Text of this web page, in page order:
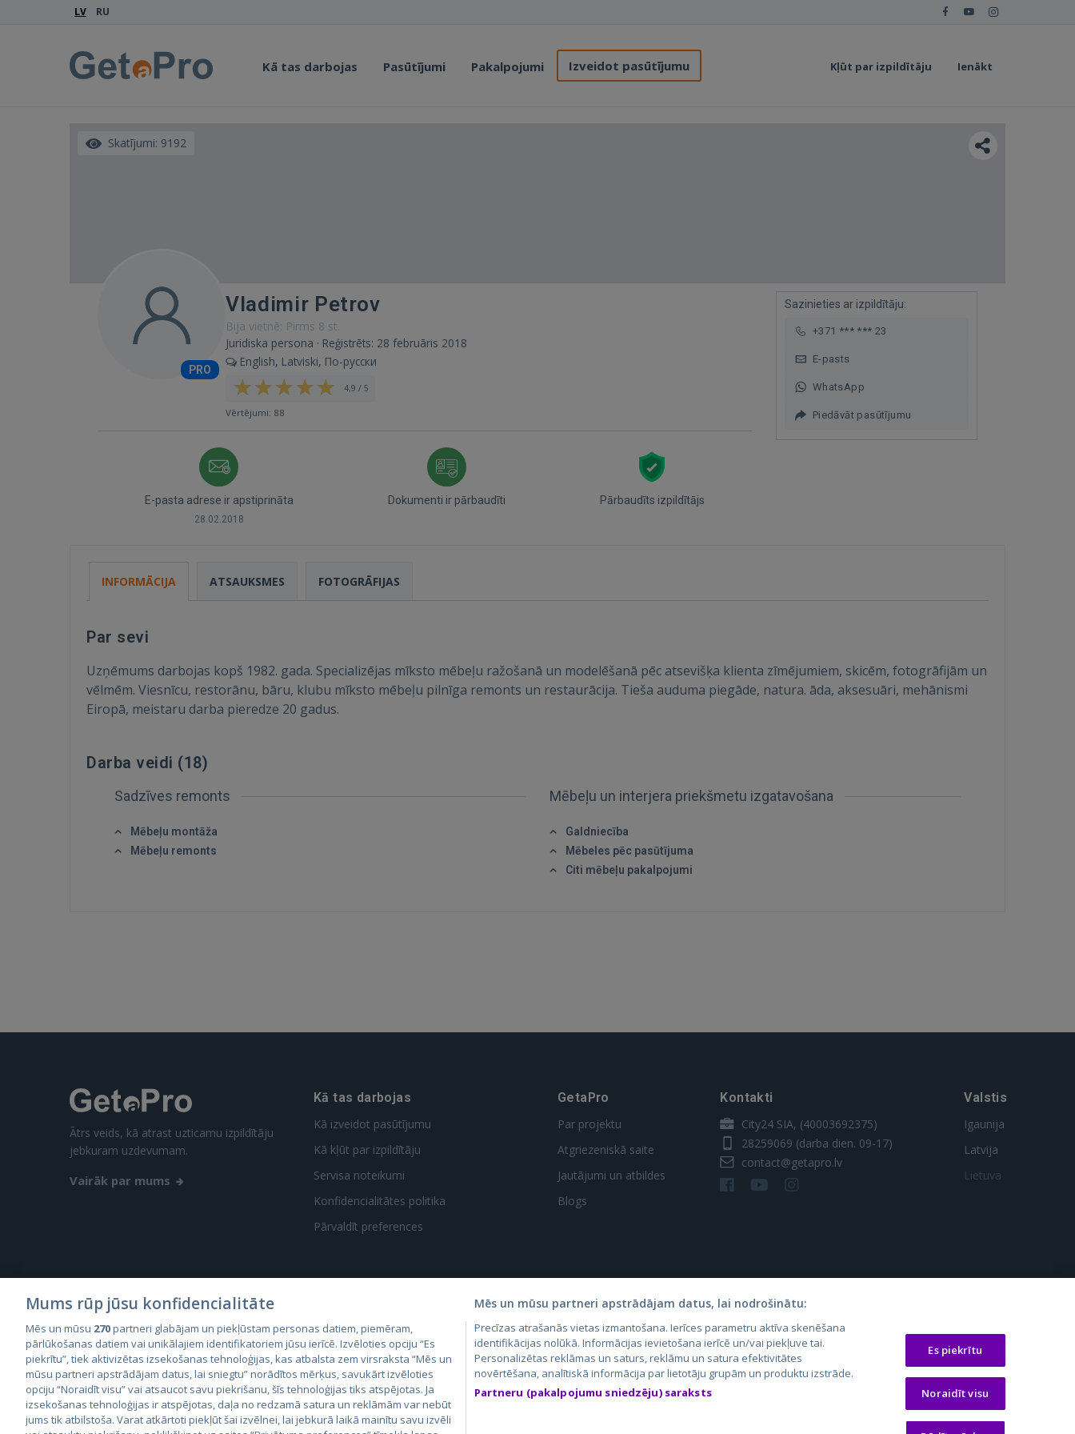
LV RU
Kā tas darbojas Pasūtījumi Pakalpojumi Izveidot pasūtījumu Kļūt par izpildītāju Ienākt
IENĀKT
 Sign in with Apple
Skatījumi: 9192
PRO
Vladimir Petrov
Bija vietnē: Pirms 8 st.
Juridiska persona · Reģistrēts: 28 februāris 2018
English, Latviski, По-русски
4,9 / 5
Vērtējumi: 88
E-pasta adrese ir apstiprināta
28.02.2018
Dokumenti ir pārbaudīti Pārbaudīts izpildītājs
Sazinieties ar izpildītāju:
+371 *** *** 23
E-pasts
WhatsApp
Piedāvāt pasūtījumu
INFORMĀCIJA ATSAUKSMES FOTOGRĀFIJAS
Par sevi
Uzņēmums darbojas kopš 1982. gada. Specializējas mīksto mēbeļu ražošanā un modelēšanā pēc atsevišķa klienta zīmējumiem, skicēm, fotogrāfijām un
vēlmēm. Viesnīcu, restorānu, bāru, klubu mīksto mēbeļu pilnīga remonts un restaurācija. Tieša auduma piegāde, natura. āda, aksesuāri, mehānismi
Eiropā, meistaru darba pieredze 20 gadus.
Darba veidi (18)
Sadzīves remonts
Mēbeļu montāža
Mēbeļu remonts
Mēbeļu un interjera priekšmetu izgatavošana
Galdniecība
Mēbeles pēc pasūtījuma
Citi mēbeļu pakalpojumi
Ātrs veids, kā atrast uzticamu izpildītāju
jebkuram uzdevumam.
Vairāk par mums
Kā tas darbojas
Kā izveidot pasūtījumu
Kā kļūt par izpildītāju
Servisa noteikumi
Konfidencialitātes politika
Pārvaldīt preferences
GetaPro
Par projektu
Atgriezeniskā saite
Jautājumi un atbildes
Blogs
Kontakti
City24 SIA, (40003692375)
28259069 (darba dien. 09-17)
contact@getapro.lv
Valstis
Igaunija
Latvija
Lietuva
City24.lv
City24.ee
GetaPro.lv
GetaPro.ee
Skelbiu.lt
Autoplius.lt
Aruodas.lt
CVbankas.lt
Kainos.lt
Paslaugos.lt
auto24.ee
KV.ee
Osta.ee
KuldneBörs.ee
Mums rūp jūsu konfidencialitāte
Mēs un mūsu 270partneri glabājam un piekļūstam personas datiem, piemēram,
pārlūkošanas datiem vai unikālajiem identifikatoriem jūsu ierīcē. Izvēloties opciju “Es
piekrītu”, tiek aktivizētas izsekošanas tehnoloģijas, kas atbalsta zem virsraksta “Mēs un
mūsu partneri apstrādājam datus, lai sniegtu” norādītos mērķus, savukārt izvēloties
opciju “Noraidīt visu” vai atsaucot savu piekrišanu, šīs tehnoloģijas tiks atspējotas. Ja
izsekošanas tehnoloģijas ir atspējotas, daļa no redzamā satura un reklāmām var nebūt
jums tik atbilstoša. Varat atkārtoti piekļūt šai izvēlnei, lai jebkurā laikā mainītu savu izvēli
Mēs un mūsu partneri apstrādājam datus, lai nodrošinātu:
Precīzas atrašanās vietas izmantošana. Ierīces parametru aktīva skenēšana
identifikācijas nolūkā. Informācijas ievietošana ierīcē un/vai piekļuve tai.
Personalizētas reklāmas un saturs, reklāmu un satura efektivitātes
novērtēšana, analītiskā informācija par lietotāju grupām un produktu izstrāde.
Partneru (pakalpojumu sniedzēju) saraksts
Es piekrītu
Noraidīt visu